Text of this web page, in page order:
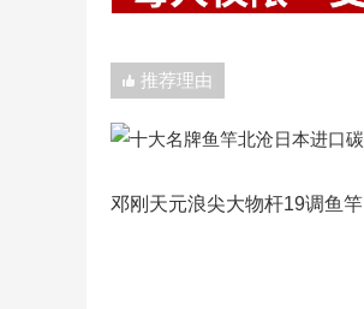
推荐理由
邓刚天元浪尖大物杆19调鱼竿